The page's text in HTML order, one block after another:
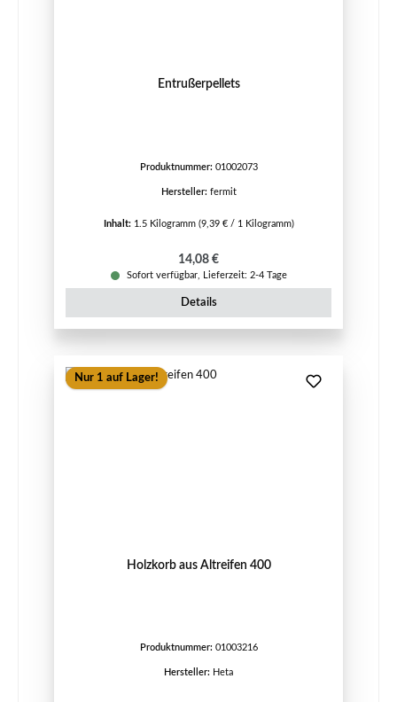
Entrußerpellets
Produktnummer: 01002073
Hersteller: fermit
Inhalt: 1.5 Kilogramm (9,39 € / 1 Kilogramm)
Regulärer Preis:
14,08 €
Sofort verfügbar, Lieferzeit: 2-4 Tage
Details
Nur 1 auf Lager!
Holzkorb aus Altreifen 400
Produktnummer: 01003216
Hersteller: Heta